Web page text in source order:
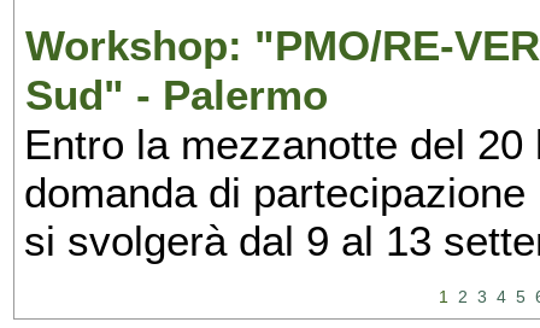
Workshop: "PMO/RE-
Sud" - Palermo
Entro la mezzanotte del
domanda di
si svolgerà dal 9 al 13
1 2 3 4 5